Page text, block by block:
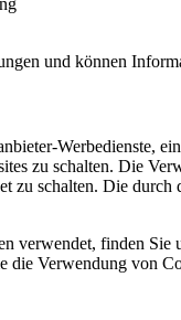
und können
Werbedienste,
zu schalten. Die
zu schalten. Die
verwendet, finden Sie
die Verwendung von